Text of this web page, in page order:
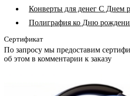
Конверты для денег С Днем
Полиграфия ко Дню
Сертификат
По запросу мы предоставим
об этом в комментарии к заказу